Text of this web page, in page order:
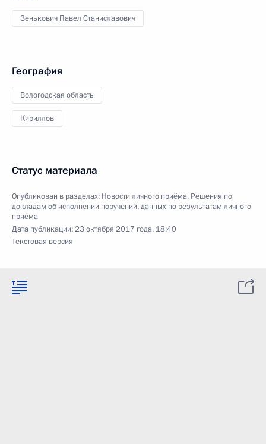
Зенькович Павел Станиславович
География
Вологодская область
Кириллов
Статус материала
Опубликован в разделах: Новости личного приёма, Решения по
докладам об исполнении поручений, данных по результатам личного
приёма
Дата публикации:23 октября 2017 года, 18:40
Текстовая версия